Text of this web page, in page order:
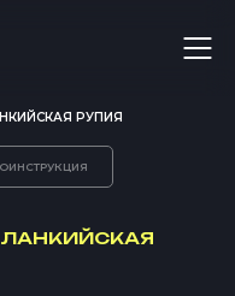
РУПИЯ